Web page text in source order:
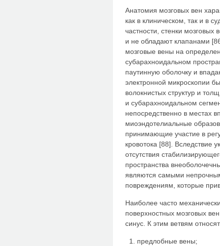
Анатомия мозговых вен
как в клиническом, так и в
частности, стенки
и не обладают клапанами
мозговые вены на
субарахноидальном
паутинную оболочку и
электронной микроскопии
волокнистых структур и
и субарахноидальном
непосредственно в местах
миоэндотелиальные
принимающие участие в
кровотока [88]. Вследствие
отсутствия
пространства
являются самыми
повреждениям, которые
Наиболее часто
поверхностных мозговых
синус. К этим ветвям
предлобные вены;